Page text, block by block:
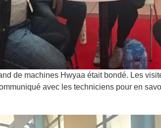
de machines Hwyaa était bondé. Les
avec les techniciens pour en